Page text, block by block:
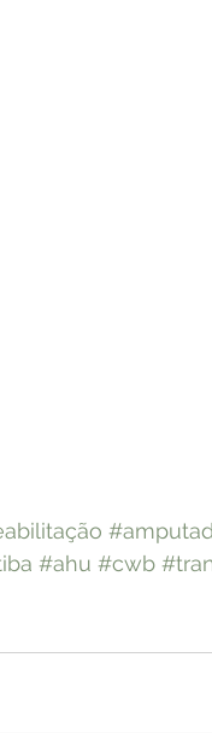
#ahu #cwb